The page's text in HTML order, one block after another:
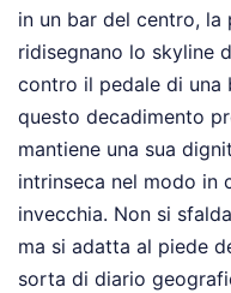
in un bar del centro,
ridisegnano lo skyline
contro il pedale di una
questo decadimento
mantiene una sua
intrinseca nel modo in
invecchia. Non si
ma si adatta al piede
sorta di diario